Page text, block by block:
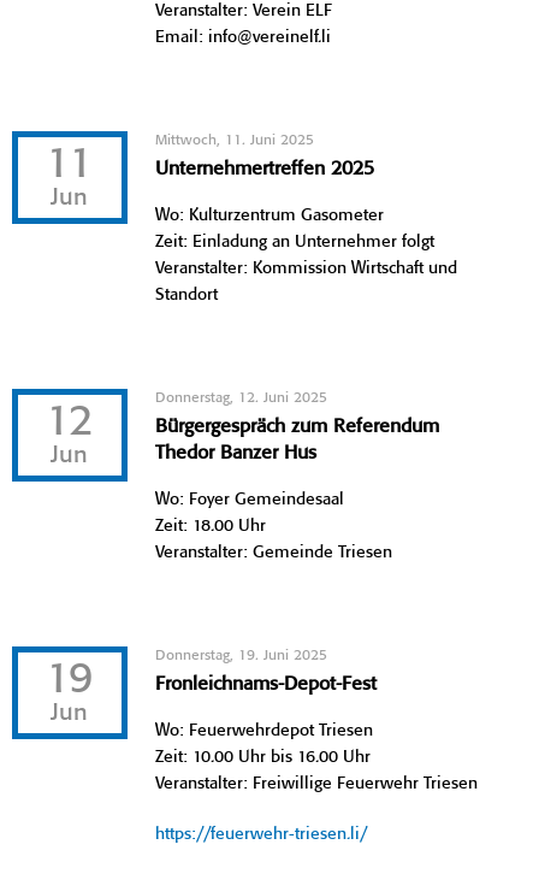
Veranstalter: Verein ELF
Email: info@vereinelf.li
11
Jun
Mittwoch, 11. Juni 2025
Unternehmertreffen 2025
Wo: Kulturzentrum Gasometer
Zeit: Einladung an Unternehmer folgt
Veranstalter: Kommission Wirtschaft und
Standort
12
Jun
Donnerstag, 12. Juni 2025
Bürgergespräch zum Referendum
Thedor Banzer Hus
Wo: Foyer Gemeindesaal
Zeit: 18.00 Uhr
Veranstalter: Gemeinde Triesen
19
Jun
Donnerstag, 19. Juni 2025
Fronleichnams-Depot-Fest
Wo: Feuerwehrdepot Triesen
Zeit: 10.00 Uhr bis 16.00 Uhr
Veranstalter: Freiwillige Feuerwehr Triesen
https://feuerwehr-triesen.li/